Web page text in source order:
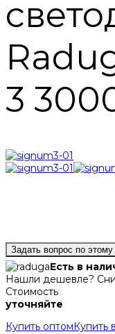
3
Задать вопрос по этому
Есть в
Нашли дешевле?
Стоимость
уточняйте
Купить оптом Купить